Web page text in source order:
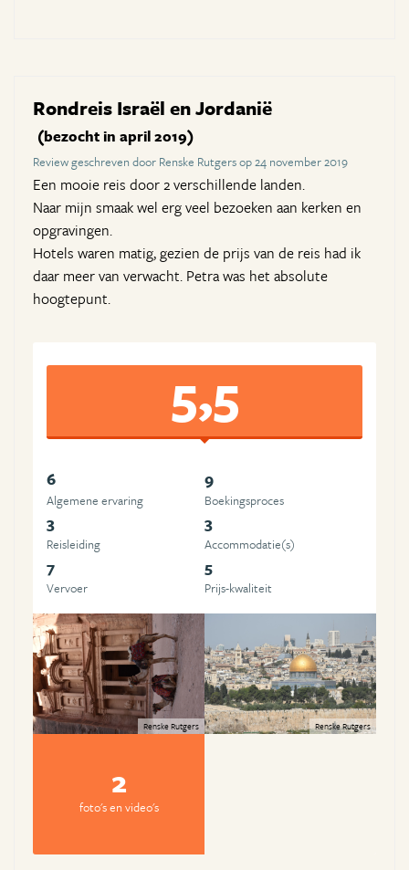
Rondreis Israël en Jordanië
(bezocht in april 2019)
Review geschreven door Renske Rutgers op 24 november 2019
Een mooie reis door 2 verschillende landen.
Naar mijn smaak wel erg veel bezoeken aan kerken en
opgravingen.
Hotels waren matig, gezien de prijs van de reis had ik
daar meer van verwacht. Petra was het absolute
hoogtepunt.
5,5
6
Algemene ervaring
9
Boekingsproces
3
Reisleiding
3
Accommodatie(s)
7
Vervoer
5
Prijs-kwaliteit
Renske Rutgers Renske Rutgers
2
foto's en video's